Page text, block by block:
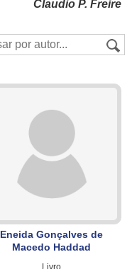
Claudio P. Freire
Eneida Gonçalves de
Macedo Haddad
Livro